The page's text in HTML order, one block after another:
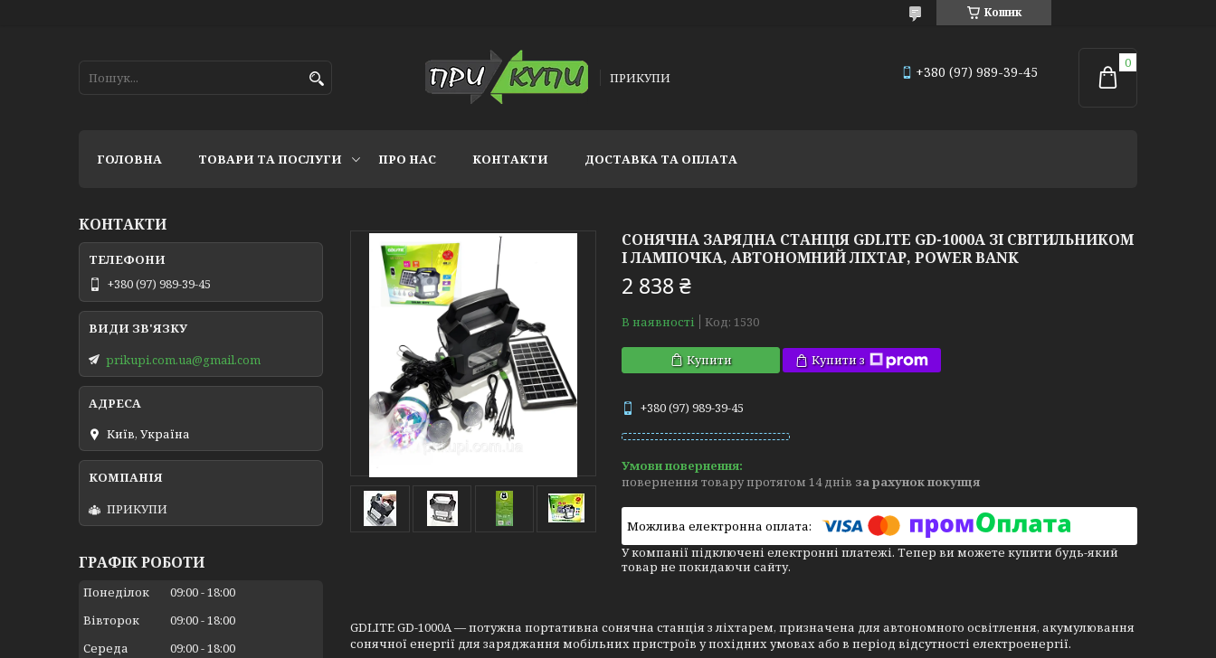
Кошик
ПРИКУПИ +380 (97) 989-39-45
ГОЛОВНА ТОВАРИ ТА ПОСЛУГИ ПРО НАС КОНТАКТИ ДОСТАВКА ТА ОПЛАТА
СОНЯЧНА ЗАРЯДНА СТАНЦІЯ GDLITE GD-1000A ЗІ СВІТИЛЬНИКОМ
І ЛАМПОЧКА, АВТОНОМНИЙ ЛІХТАР, POWER BANK
2 838 ₴
В наявності Код: 1530
Купити Купити з
+380 (97) 989-39-45
повернення товару протягом 14 днів за рахунок покупця
У компанії підключені електронні платежі. Тепер ви можете купити будь-який
товар не покидаючи сайту.
GDLITE GD-1000A — потужна портативна сонячна станція з ліхтарем, призначена для автономного освітлення, акумулювання
сонячної енергії для заряджання мобільних пристроїв у похідних умовах або в період відсутності електроенергії.
КОНТАКТИ
+380 (97) 989-39-45
prikupi.com.ua@gmail.com
Київ, Україна
ПРИКУПИ
ГРАФІК РОБОТИ
Понеділок 09:00 18:00
Вівторок
09:00 18:00
Середа
09:00 18:00